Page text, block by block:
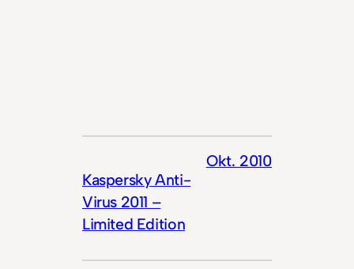
Kaspersky Anti-
Virus 2011 –
Limited Edition
Okt. 2010